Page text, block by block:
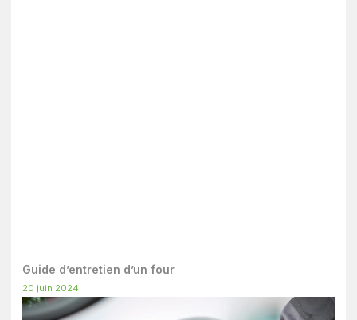
Guide d’entretien d’un four
20 juin 2024